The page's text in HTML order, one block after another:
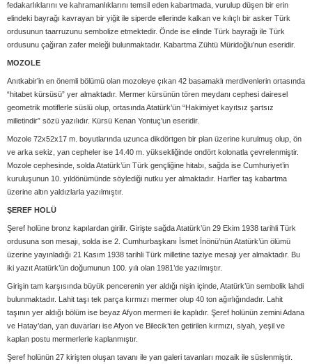
fedakarlıklarını ve kahramanlıklarını temsil eden kabartmada, vurulup düşen bir erin
elindeki bayrağı kavrayan bir yiğit ile siperde ellerinde kalkan ve kılıçlı bir asker Türk
ordusunun taarruzunu sembolize etmektedir. Önde ise elinde Türk bayrağı ile Türk
ordusunu çağıran zafer meleği bulunmaktadır. Kabartma Zühtü Müridoğlu’nun eseridir.
MOZOLE
Anıtkabir’in en önemli bölümü olan mozoleye çıkan 42 basamaklı merdivenlerin ortasında
“hitabet kürsüsü” yer almaktadır. Mermer kürsünün tören meydanı cephesi dairesel
geometrik motiflerle süslü olup, ortasında Atatürk’ün “Hakimiyet kayıtsız şartsız
milletindir” sözü yazılıdır. Kürsü Kenan Yontuç’un eseridir.
Mozole 72x52x17 m. boyutlarında uzunca dikdörtgen bir plan üzerine kurulmuş olup, ön
ve arka sekiz, yan cepheler ise 14.40 m. yüksekliğinde ondört kolonatla çevrelenmiştir.
Mozole cephesinde, solda Atatürk’ün Türk gençliğine hitabı, sağda ise Cumhuriyet’in
kuruluşunun 10. yıldönümünde söylediği nutku yer almaktadır. Harfler taş kabartma
üzerine altın yaldızlarla yazılmıştır.
ŞEREF HOLÜ
Şeref holüne bronz kapılardan girilir. Girişte sağda Atatürk’ün 29 Ekim 1938 tarihli Türk
ordusuna son mesajı, solda ise 2. Cumhurbaşkanı İsmet İnönü’nün Atatürk’ün ölümü
üzerine yayınladığı 21 Kasım 1938 tarihli Türk milletine taziye mesajı yer almaktadır. Bu
iki yazıt Atatürk’ün doğumunun 100. yılı olan 1981’de yazılmıştır.
Girişin tam karşısında büyük pencerenin yer aldığı nişin içinde, Atatürk’ün sembolik lahdi
bulunmaktadır. Lahit taşı tek parça kırmızı mermer olup 40 ton ağırlığındadır. Lahit
taşının yer aldığı bölüm ise beyaz Afyon mermeri ile kaplıdır. Şeref holünün zemini Adana
ve Hatay’dan, yan duvarları ise Afyon ve Bilecik’ten getirilen kırmızı, siyah, yeşil ve
kaplan postu mermerlerle kaplanmıştır.
Şeref holünün 27 kirişten oluşan tavanı ile yan galeri tavanları mozaik ile süslenmiştir.